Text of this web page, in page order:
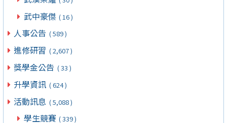
武中豪傑 ( 16 )
人事公告 ( 589 )
進修研習 ( 2,607 )
獎學金公告 ( 33 )
升學資訊 ( 624 )
活動訊息 ( 5,088 )
學生競賽 ( 339 )